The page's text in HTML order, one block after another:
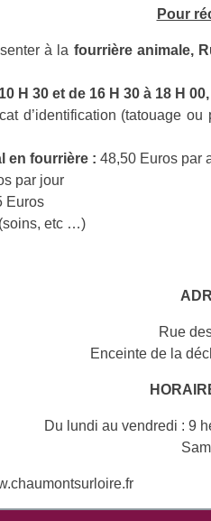
Pour
à la fourrière animale,
H 30 et de 16 H 30 à 18 H
d’identification (tatouage
en fourrière :48,50 Euros par
par jour
Euros
(soins, etc …)
AD
Rue
Enceinte de la
Du lundi au vendredi : 9